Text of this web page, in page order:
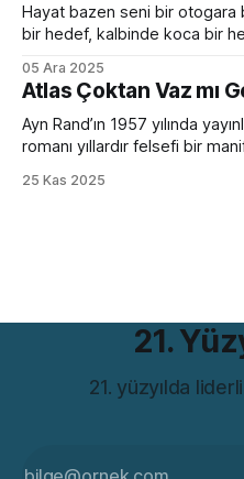
ortama bırakırsanız?
bilse de
Hayat bazen seni bir otogara
bir hedef, kalbinde koca bir
filmlerde olur. Hollywood sıkıcı
geçiverir. Kahramanımız
birazcık da ter sonrası
05 Ara 2025
Atlas Çoktan Vaz mı
Ayn Rand’ın 1957 yılında
romanı yıllardır felsefi bir
Ama bütün bu tartışmaların
25 Kas 2025
21.
21. yüzyılda